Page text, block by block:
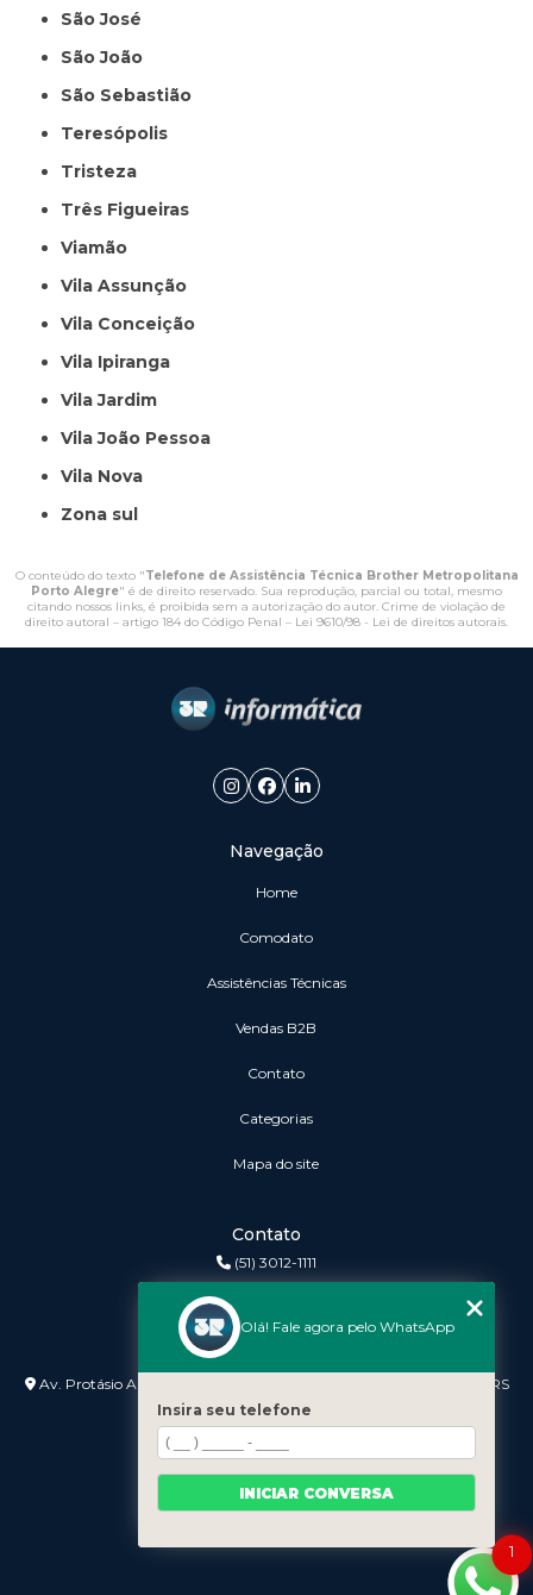
São José
São João
São Sebastião
Teresópolis
Tristeza
Três Figueiras
Viamão
Vila Assunção
Vila Conceição
Vila Ipiranga
Vila Jardim
Vila João Pessoa
Vila Nova
Zona sul
O conteúdo do texto "Telefone de Assistência Técnica Brother Metropolitana
Porto Alegre" é de direito reservado. Sua reprodução, parcial ou total, mesmo
citando nossos links, é proibida sem a autorização do autor. Crime de violação de
direito autoral – artigo 184 do Código Penal – Lei 9610/98 - Lei de direitos autorais.
Navegação
Home
Comodato
Assistências Técnicas
vendas B2B
Contato
Categorias
Mapa do site
Contato
(51) 3012-1111
Endereço
Av. Protásio Alves nº 3240 Lojas 7 e 8 - Petrópolis - Porto Alegre - RS
- 90410-007
1
Olá! Fale agora pelo WhatsApp
Insira seu telefone
INICIAR CONVERSA